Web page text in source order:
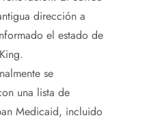
dirección a
el estado de
se
una lista de
Medicaid, incluido